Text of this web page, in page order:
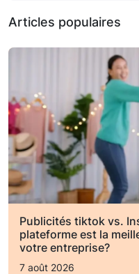
Articles populaires
Publicités tiktok vs.
plateforme est la
votre entreprise?
7 août 2026